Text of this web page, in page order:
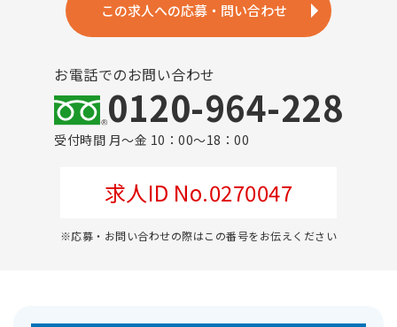
この求人への応募・問い合わせ
お電話でのお問い合わせ
0120-964-228
受付時間 月～金 10：00～18：00
求人ID No.0270047
※応募・お問い合わせの際はこの番号をお伝えください